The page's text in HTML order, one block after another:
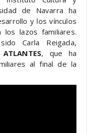
de Navarra ha
y los vínculos
lazos familiares.
Carla Reigada,
ATLANTES, que ha
al final de la